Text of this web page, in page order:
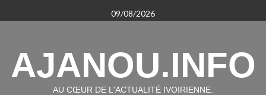
au
09/08/2026
AJANOU.INFO
AU CŒUR DE L'ACTUALITÉ IVOIRIENNE.